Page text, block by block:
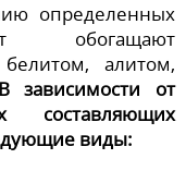
определенных
обогащают
алитом,
В зависимости от
составляющих
виды: